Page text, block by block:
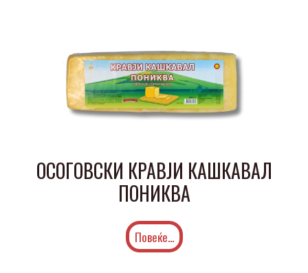
ОСОГОВСКИ КРАВЈИ КАШКАВАЛ
ПОНИКВА
Повеќе...